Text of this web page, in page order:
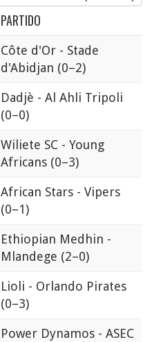
PARTIDO
Côte d'Or - Stade
d'Abidjan (0–2)
Dadjè - Al Ahli Tripoli
(0–0)
Wiliete SC - Young
Africans (0–3)
African Stars - Vipers
(0–1)
Ethiopian Medhin -
Mlandege (2–0)
Lioli - Orlando Pirates
(0–3)
Power Dynamos - ASEC